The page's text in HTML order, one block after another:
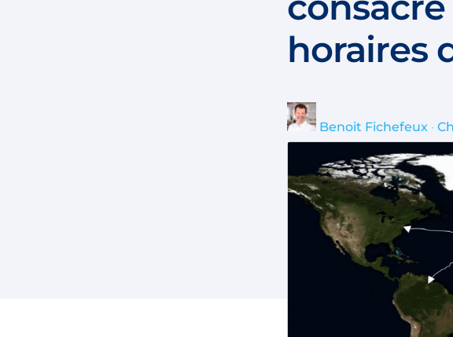
horaires
Benoit Fichefeux •